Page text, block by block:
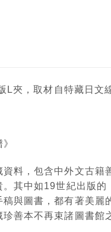
L夾，取材自特藏日文
料，包含中外文古
。其中如19世紀出版
與圖書，都有著美麗
善本不再束諸圖書館